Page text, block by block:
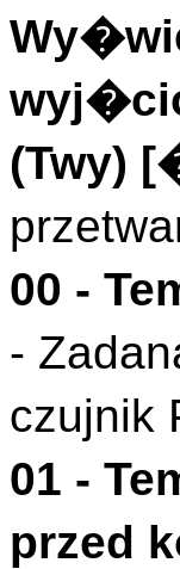
(Twy)
00 -
-
czujnik
01 -
przed